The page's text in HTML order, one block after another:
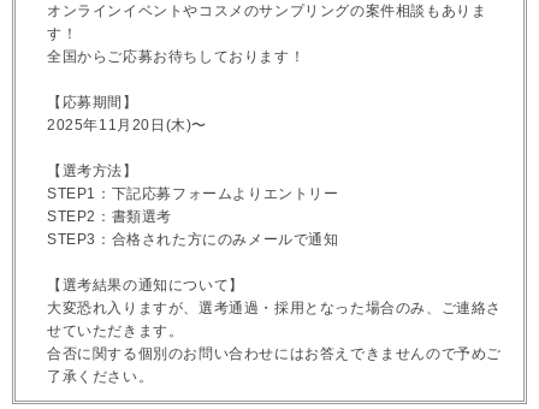
オンラインイベントやコスメのサンプリングの案件相談もありま
す！
全国からご応募お待ちしております！
【応募期間】
2025年11月20日(木)〜
【選考方法】
STEP1：下記応募フォームよりエントリー
STEP2：書類選考
STEP3：合格された方にのみメールで通知
【選考結果の通知について】
大変恐れ入りますが、選考通過・採用となった場合のみ、ご連絡さ
せていただきます。
合否に関する個別のお問い合わせにはお答えできませんので予めご
了承ください。